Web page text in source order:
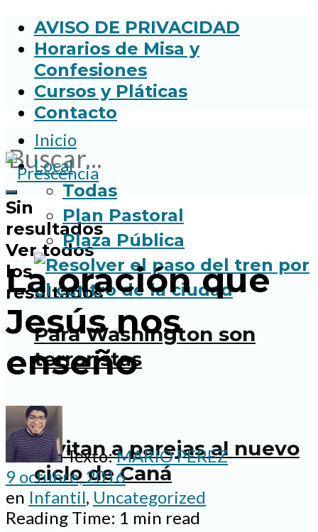
AVISO DE PRIVACIDAD
Horarios de Misa y
Confesiones
Cursos y Pláticas
Contacto
Sin
resultados
Ver todos
los
resultados
Inicio
Local
Todas
Plan Pastoral
Plaza Pública
Para Washington son
terroristas
Invitan a parejas al nuevo
ciclo de Caná
La oración que
Jesús nos
enseño
Texto:MARIO PEREZ
9 octubre, 2016
en Infantil, Uncategorized
Reading Time: 1 min read